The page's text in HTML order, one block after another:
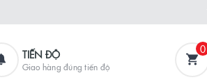
TIẾN ĐỘ
Giao hàng đúng tiến độ
0